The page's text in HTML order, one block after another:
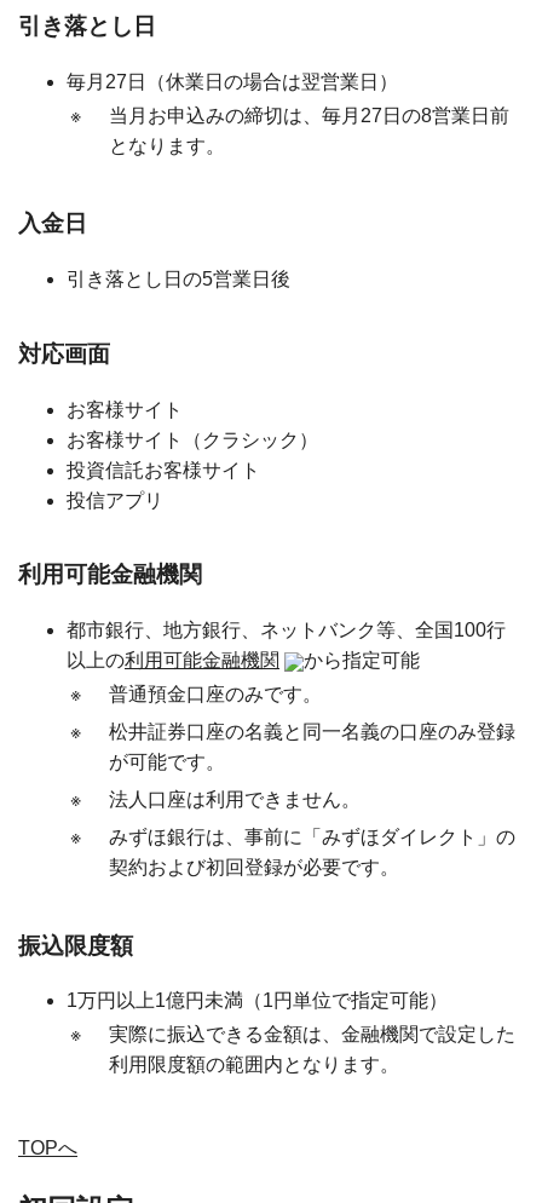
引き落とし日
毎月27日（休業日の場合は翌営業日）
※
当月お申込みの締切は、毎月27日の8営業日前
となります。
入金日
引き落とし日の5営業日後
対応画面
お客様サイト
お客様サイト（クラシック）
投資信託お客様サイト
投信アプリ
利用可能金融機関
都市銀行、地方銀行、ネットバンク等、全国100行
以上の利用可能金融機関
から指定可能
※
普通預金口座のみです。
※
松井証券口座の名義と同一名義の口座のみ登録
が可能です。
※
法人口座は利用できません。
※
みずほ銀行は、事前に「みずほダイレクト」の
契約および初回登録が必要です。
振込限度額
1万円以上1億円未満（1円単位で指定可能）
※
実際に振込できる金額は、金融機関で設定した
利用限度額の範囲内となります。
TOPへ